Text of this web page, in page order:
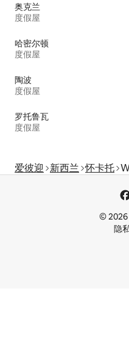
奥克兰
度假屋
哈密尔顿
度假屋
陶波
度假屋
罗托鲁瓦
度假屋
爱彼迎 新西兰 怀卡托
© 2026
隐